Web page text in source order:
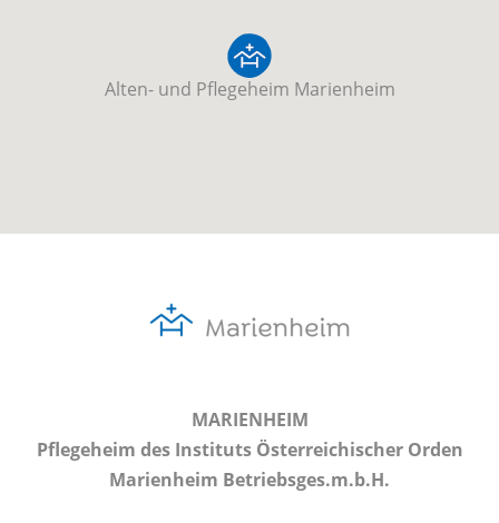
Alten- und Pflegeheim Marienheim
MARIENHEIM
Pflegeheim des Instituts Österreichischer Orden
Marienheim Betriebsges.m.b.H.